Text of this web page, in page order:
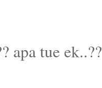
apa tue ek..??